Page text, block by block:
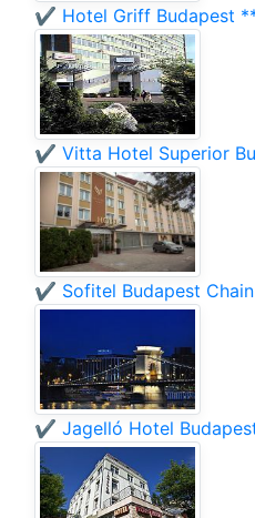
✔️ Hotel Griff Budapest
✔️ Vitta Hotel Superior
✔️ Sofitel Budapest
✔️ Jagelló Hotel